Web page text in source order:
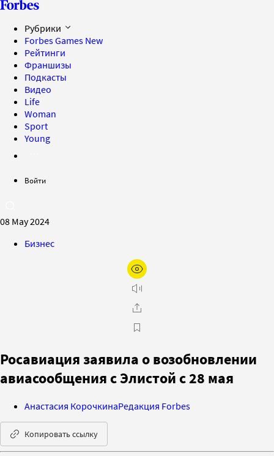
Рубрики
Forbes Games New
Рейтинги
Франшизы
Подкасты
Видео
Life
Woman
Sport
Young
Войти
08 May 2024
Бизнес
Росавиация заявила о возобновлении
авиасообщения с Элистой с 28 мая
Анастасия КорочкинаРедакция Forbes
Копировать ссылку